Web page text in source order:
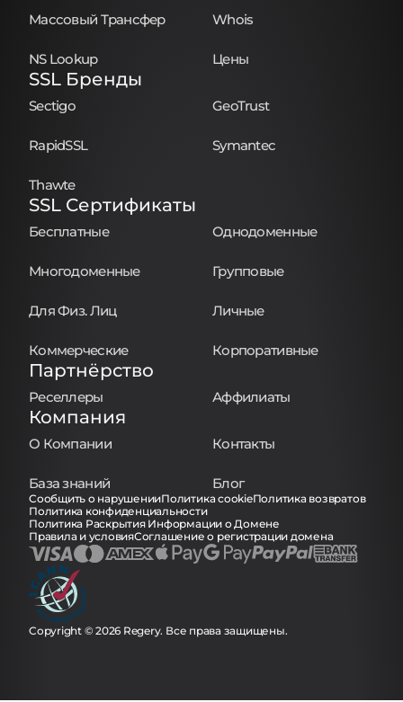
Массовый Трансфер Whois
NS Lookup Цены
SSL Бренды
Sectigo GeoTrust
RapidSSL Symantec
Thawte
SSL Сертификаты
Бесплатные Однодоменные
Многодоменные Групповые
Для Физ. Лиц Личные
Коммерческие Корпоративные
Партнёрство
Реселлеры Аффилиаты
Компания
О Компании Контакты
База знаний Блог
Сообщить о нарушенииПолитика cookieПолитика возвратов
Политика конфиденциальности
Политика Раскрытия Информации о Домене
Правила и условияСоглашение о регистрации домена
Copyright © 2026 Regery. Все права защищены.